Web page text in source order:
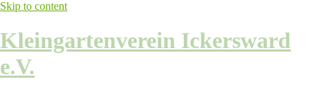
Skip to content
Kleingartenverein Ickersward
e.V.